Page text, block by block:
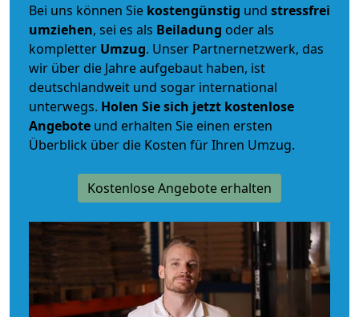
Bei uns können Sie kostengünstig und stressfrei
umziehen, sei es als Beiladung oder als
kompletter Umzug. Unser Partnernetzwerk, das
wir über die Jahre aufgebaut haben, ist
deutschlandweit und sogar international
unterwegs. Holen Sie sich jetzt kostenlose
Angebote und erhalten Sie einen ersten
Überblick über die Kosten für Ihren Umzug.
Kostenlose Angebote erhalten